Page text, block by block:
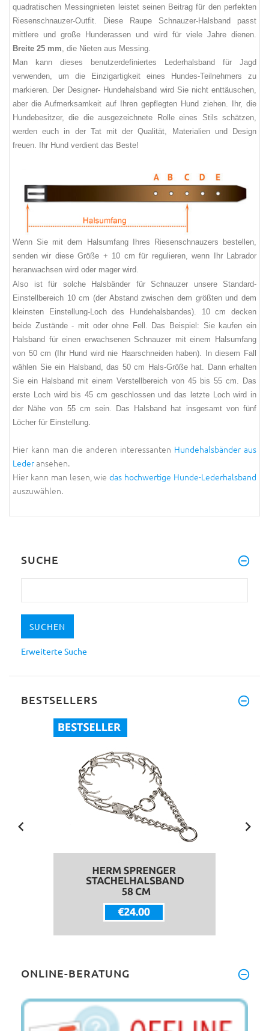
quadratischen Messingnieten leistet seinen Beitrag für den perfekten
Riesenschnauzer-Outfit. Diese Raupe Schnauzer-Halsband passt
mittlere und große Hunderassen und wird für viele Jahre dienen.
Breite 25 mm, die Nieten aus Messing.
Man kann dieses benutzerdefiniertes Lederhalsband für Jagd
verwenden, um die Einzigartigkeit eines Hundes-Teilnehmers zu
markieren. Der Designer- Hundehalsband wird Sie nicht enttäuschen,
aber die Aufmerksamkeit auf Ihren gepflegten Hund ziehen. Ihr, die
Hundebesitzer, die die ausgezeichnete Rolle eines Stils schätzen,
werden euch in der Tat mit der Qualität, Materialien und Design
freuen. Ihr Hund verdient das Beste!
Wenn Sie mit dem Halsumfang Ihres Riesenschnauzers bestellen,
senden wir diese Größe + 10 cm für regulieren, wenn Ihr Labrador
heranwachsen wird oder mager wird.
Also ist für solche Halsbänder für Schnauzer unsere Standard-
Einstellbereich 10 cm (der Abstand zwischen dem größten und dem
kleinsten Einstellung-Loch des Hundehalsbandes). 10 cm decken
beide Zustände - mit oder ohne Fell. Das Beispiel: Sie kaufen ein
Halsband für einen erwachsenen Schnauzer mit einem Halsumfang
von 50 cm (Ihr Hund wird nie Haarschneiden haben). In diesem Fall
wählen Sie ein Halsband, das 50 cm Hals-Größe hat. Dann erhalten
Sie ein Halsband mit einem Verstellbereich von 45 bis 55 cm. Das
erste Loch wird bis 45 cm geschlossen und das letzte Loch wird in
der Nähe von 55 cm sein. Das Halsband hat insgesamt von fünf
Löcher für Einstellung.
Hier kann man die anderen interessanten Hundehalsbänder aus
Lederansehen.
Hier kann man lesen, wiedas hochwertige Hunde-Lederhalsband
auszuwählen.
SUCHE
Erweiterte Suche
BESTSELLERS
ONLINE-BERATUNG